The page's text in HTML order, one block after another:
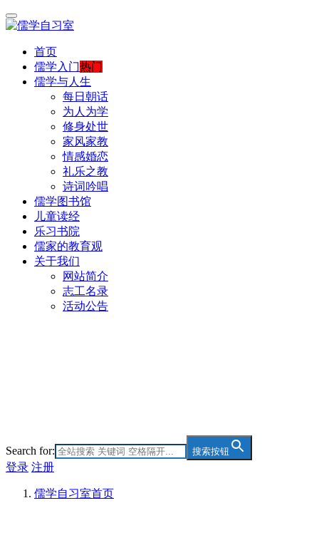
首页
儒学入门热门
儒学与人生
每日朝话
为人为学
修身处世
家风家教
情感婚恋
礼乐之教
诗词吟唱
儒学图书馆
儿童读经
乐习书院
儒家的教育观
关于我们
网站简介
志工名录
活动公告
Search for: 搜索按钮
登录 注册
儒学自习室首页